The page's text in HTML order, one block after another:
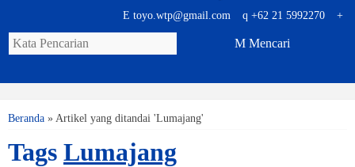
+
q +62 21 5992270
E toyo.wtp@gmail.com
M Mencari
Beranda » Artikel yang ditandai 'Lumajang'
Tags Lumajang